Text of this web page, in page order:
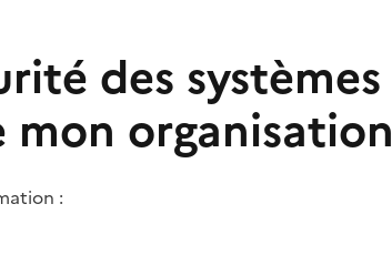
des systèmes
organisation
: